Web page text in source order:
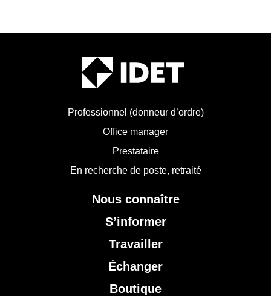
Professionnel (donneur d’ordre)
Office manager
Prestataire
En recherche de poste, retraité
Nous connaître
S’informer
Travailler
Échanger
Boutique